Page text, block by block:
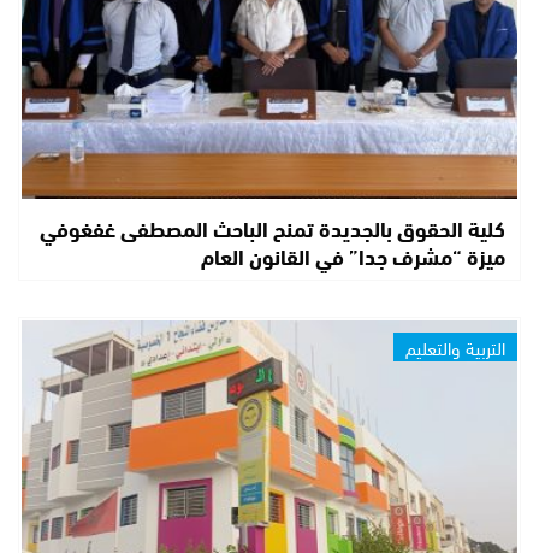
كلية الحقوق بالجديدة تمنح الباحث المصطفى غفغوفي
ميزة “مشرف جدا” في القانون العام
التربية والتعليم